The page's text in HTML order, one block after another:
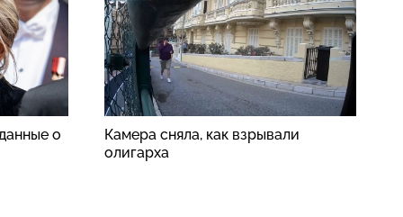
о
Камера сняла, как взрывали
олигарха